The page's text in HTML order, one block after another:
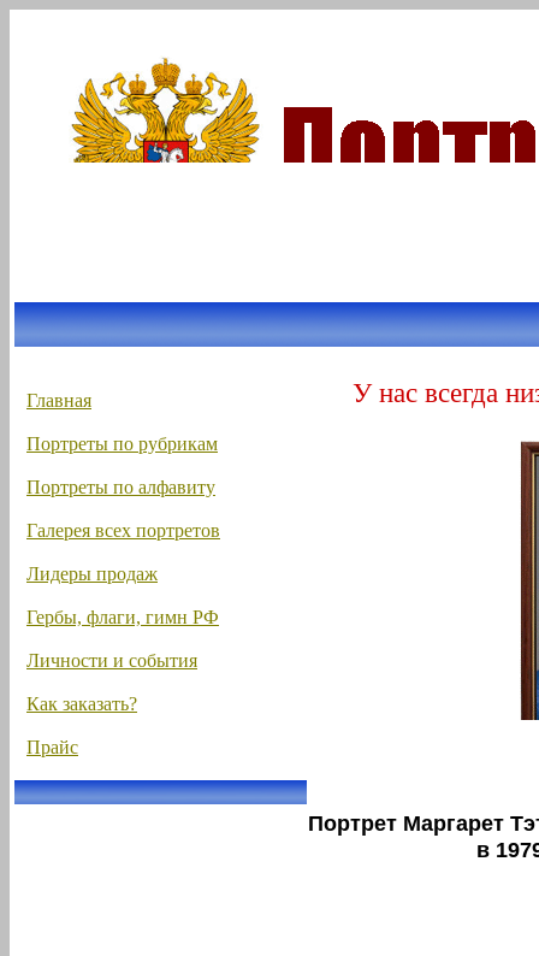
Главная
Портреты по рубрикам
Портреты по алфавиту
Галерея всех портретов
Лидеры продаж
Гербы, флаги, гимн РФ
Личности и события
Как заказать?
Прайс
У нас всегда
Портрет Маргарет
в